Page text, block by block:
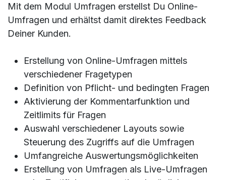
Mit dem Modul Umfragen erstellst Du Online-
Umfragen und erhältst damit direktes Feedback
Deiner Kunden.
Erstellung von Online-Umfragen mittels
verschiedener Fragetypen
Definition von Pflicht- und bedingten Fragen
Aktivierung der Kommentarfunktion und
Zeitlimits für Fragen
Auswahl verschiedener Layouts sowie
Steuerung des Zugriffs auf die Umfragen
Umfangreiche Auswertungsmöglichkeiten
Erstellung von Umfragen als Live-Umfragen